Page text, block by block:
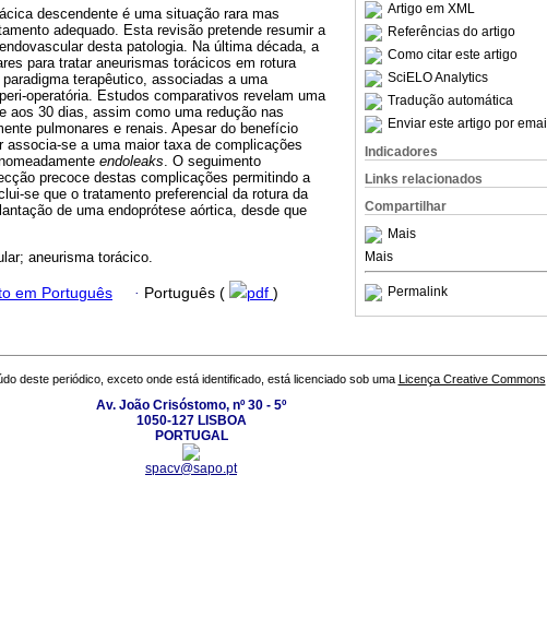
Artigo em XML
Referências do artigo
Como citar este artigo
SciELO Analytics
Tradução automática
Enviar este artigo por email
Indicadores
Links relacionados
Compartilhar
Mais
Mais
Permalink
descendente é uma situação rara mas
adequado. Esta revisão pretende resumir a
desta patologia. Na última década, a
para tratar aneurismas torácicos em rotura
terapêutico, associadas a uma
operatória. Estudos comparativos revelam uma
aos 30 dias, assim como uma redução nas
pulmonares e renais. Apesar do benefício
associa-se a uma maior taxa de complicações
endoleaks. O seguimento
precoce destas complicações permitindo a
se que o tratamento preferencial da rotura da
de uma endoprótese aórtica, desde que
aneurisma torácico.
em Português · Português ( pdf )
deste periódico, exceto onde está identificado, está licenciado sob uma Licença Creative Commons
Av. João Crisóstomo, nº 30 - 5º
1050-127 LISBOA
PORTUGAL
spacv@sapo.pt